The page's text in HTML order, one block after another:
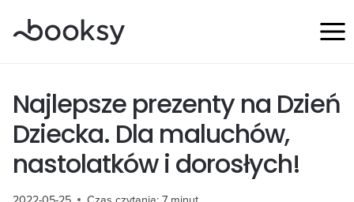
do
Najlepsze prezenty na Dzień
Dziecka. Dla maluchów,
nastolatków i dorosłych!